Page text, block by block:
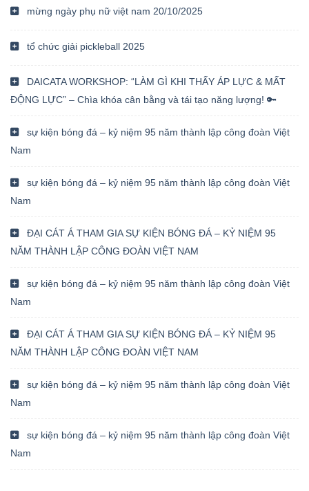
mừng ngày phụ nữ việt nam 20/10/2025
tổ chức giải pickleball 2025
DAICATA WORKSHOP: “LÀM GÌ KHI THẤY ÁP LỰC & MẤT
ĐỘNG LỰC” – Chìa khóa cân bằng và tái tạo năng lượng! 🔑
sự kiện bóng đá – kỷ niệm 95 năm thành lập công đoàn Việt
Nam
sự kiện bóng đá – kỷ niệm 95 năm thành lập công đoàn Việt
Nam
ĐẠI CÁT Á THAM GIA SỰ KIỆN BÓNG ĐÁ – KỶ NIỆM 95
NĂM THÀNH LẬP CÔNG ĐOÀN VIỆT NAM
sự kiện bóng đá – kỷ niệm 95 năm thành lập công đoàn Việt
Nam
ĐẠI CÁT Á THAM GIA SỰ KIỆN BÓNG ĐÁ – KỶ NIỆM 95
NĂM THÀNH LẬP CÔNG ĐOÀN VIỆT NAM
sự kiện bóng đá – kỷ niệm 95 năm thành lập công đoàn Việt
Nam
sự kiện bóng đá – kỷ niệm 95 năm thành lập công đoàn Việt
Nam